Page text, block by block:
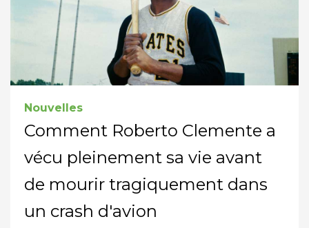
Nouvelles
Comment Roberto Clemente a
vécu pleinement sa vie avant
de mourir tragiquement dans
un crash d'avion